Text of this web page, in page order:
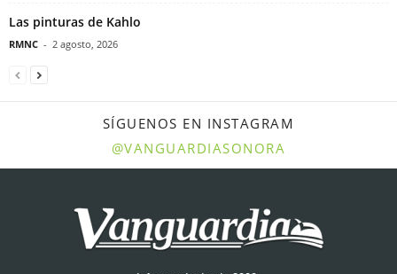
Las pinturas de Kahlo
RMNC - 2 agosto, 2026
SÍGUENOS EN INSTAGRAM
@VANGUARDIASONORA